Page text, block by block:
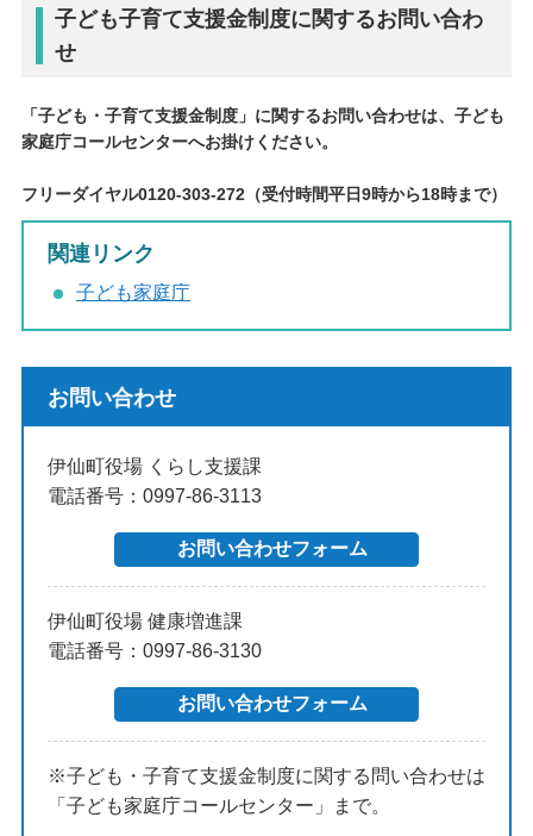
子ども子育て支援金制度に関するお問い合わ
せ
「子ども・子育て支援金制度」に関するお問い合わせは、子ども
家庭庁コールセンターへお掛けください。
フリーダイヤル0120-303-272（受付時間平日9時から18時まで）
関連リンク
子ども家庭庁
お問い合わせ
伊仙町役場 くらし支援課
電話番号：0997-86-3113
伊仙町役場 健康増進課
電話番号：0997-86-3130
※子ども・子育て支援金制度に関する問い合わせは
「子ども家庭庁コールセンター」まで。